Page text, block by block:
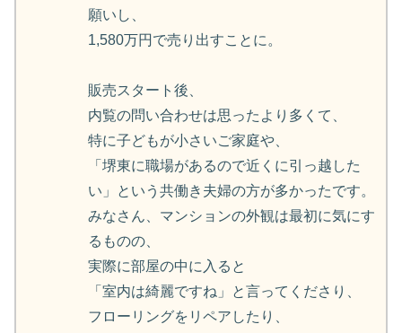
願いし、
1,580万円で売り出すことに。
販売スタート後、
内覧の問い合わせは思ったより多くて、
特に子どもが小さいご家庭や、
「堺東に職場があるので近くに引っ越した
い」という共働き夫婦の方が多かったです。
みなさん、マンションの外観は最初に気にす
るものの、
実際に部屋の中に入ると
「室内は綺麗ですね」と言ってくださり、
フローリングをリペアしたり、